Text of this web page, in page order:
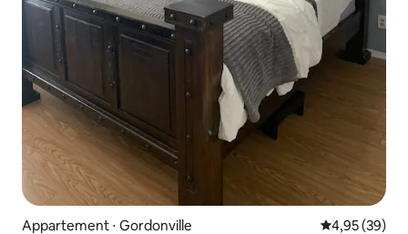
Appartement ⋅ Gordonville Évaluation
4,95 (39)